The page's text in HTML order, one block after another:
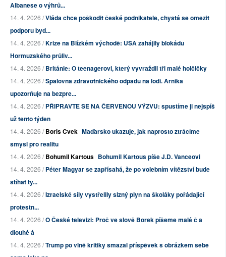
Albanese o výhrů...
14. 4. 2026 /Vláda chce poškodit české podnikatele, chystá se omezit
podporu byd...
14. 4. 2026 /Krize na Blízkém východě: USA zahájily blokádu
Hormuzského průliv...
14. 4. 2026 /Británie: O teenagerovi, který vyvraždil tři malé holčičky
14. 4. 2026 /Spalovna zdravotnického odpadu na lodi. Arnika
upozorňuje na bezpre...
14. 4. 2026 /PŘIPRAVTE SE NA ČERVENOU VÝZVU: spustíme ji nejspíš
už tento týden
14. 4. 2026 /Boris Cvek Maďarsko ukazuje, jak naprosto ztrácíme
smysl pro realitu
14. 4. 2026 /Bohumil Kartous Bohumil Kartous píše J.D. Vanceovi
14. 4. 2026 /Péter Magyar se zapřísahá, že po volebním vítězství bude
stíhat ty...
14. 4. 2026 /Izraelské síly vystřelily slzný plyn na školáky pořádající
protestn...
14. 4. 2026 /O České televizi: Proč ve slově Borek píšeme malé č a
dlouhé á
14. 4. 2026 /Trump po vlně kritiky smazal příspěvek s obrázkem sebe